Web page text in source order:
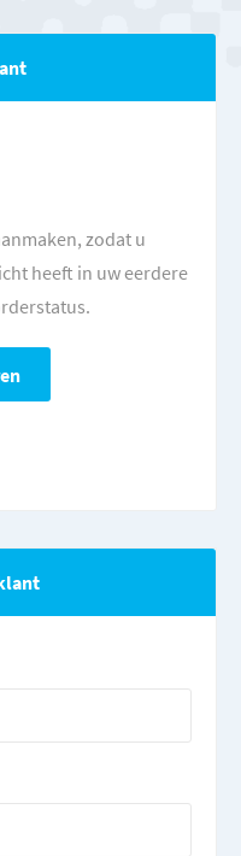
zodat u
heeft in uw eerdere